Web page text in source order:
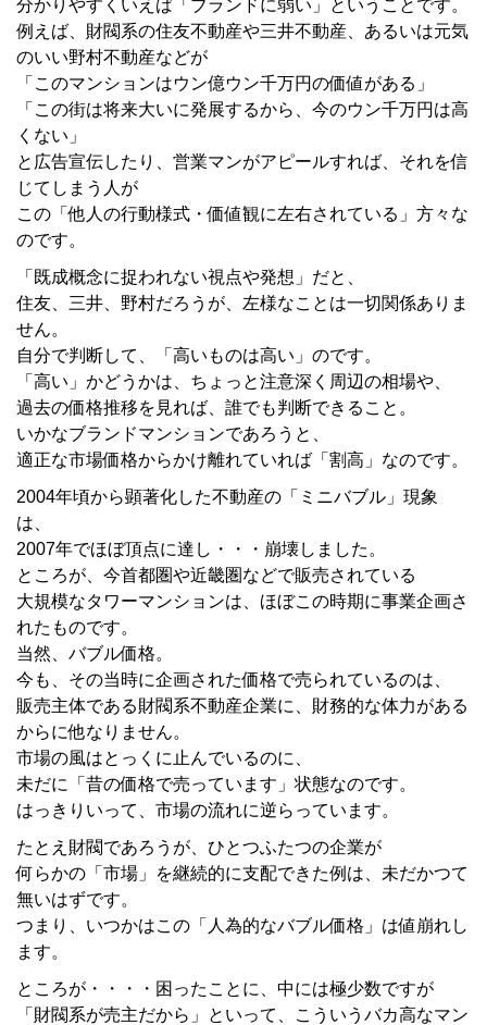
分かりやすくいえば「ブランドに弱い」ということです。
例えば、財閥系の住友不動産や三井不動産、あるいは元気
のいい野村不動産などが
「このマンションはウン億ウン千万円の価値がある」
「この街は将来大いに発展するから、今のウン千万円は高
くない」
と広告宣伝したり、営業マンがアピールすれば、それを信
じてしまう人が
この「他人の行動様式・価値観に左右されている」方々な
のです。
「既成概念に捉われない視点や発想」だと、
住友、三井、野村だろうが、左様なことは一切関係ありま
せん。
自分で判断して、「高いものは高い」のです。
「高い」かどうかは、ちょっと注意深く周辺の相場や、
過去の価格推移を見れば、誰でも判断できること。
いかなブランドマンションであろうと、
適正な市場価格からかけ離れていれば「割高」なのです。
2004年頃から顕著化した不動産の「ミニバブル」現象
は、
2007年でほぼ頂点に達し・・・崩壊しました。
ところが、今首都圏や近畿圏などで販売されている
大規模なタワーマンションは、ほぼこの時期に事業企画さ
れたものです。
当然、バブル価格。
今も、その当時に企画された価格で売られているのは、
販売主体である財閥系不動産企業に、財務的な体力がある
からに他なりません。
市場の風はとっくに止んでいるのに、
未だに「昔の価格で売っています」状態なのです。
はっきりいって、市場の流れに逆らっています。
たとえ財閥であろうが、ひとつふたつの企業が
何らかの「市場」を継続的に支配できた例は、未だかつて
無いはずです。
つまり、いつかはこの「人為的なバブル価格」は値崩れし
ます。
ところが・・・・困ったことに、中には極少数ですが
「財閥系が売主だから」といって、こういうバカ高なマン